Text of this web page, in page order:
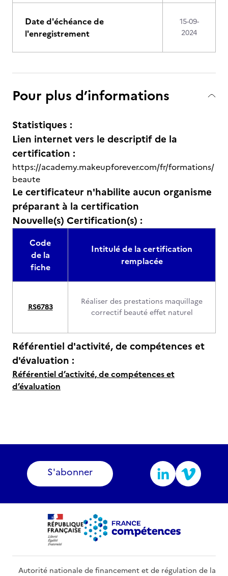
Date d'échéance de
l'enregistrement
15-09-
2024
Pour plus d’informations
Statistiques :
Lien internet vers le descriptif de la
certification :
https://academy.makeupforever.com/fr/formations/
beaute
Le certificateur n'habilite aucun organisme
préparant à la certification
Nouvelle(s) Certification(s) :
Code
de la
fiche
Intitulé de la certification
remplacée
RS6783
Réaliser des prestations maquillage
correctif beauté effet naturel
Référentiel d'activité, de compétences et
d'évaluation :
Référentiel d’activité, de compétences et
d’évaluation
S'abonner
Autorité nationale de financement et de régulation de la